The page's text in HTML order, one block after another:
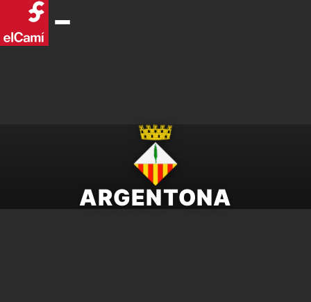
ARGENTONA